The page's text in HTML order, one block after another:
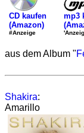
CD kaufen
(Amazon)
#Anzeige
mp3
aus dem Album "
Shakira:
Amarillo